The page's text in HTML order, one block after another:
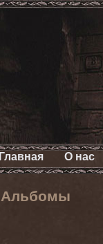
Главная О нас
Альбомы